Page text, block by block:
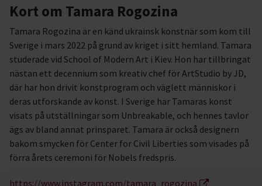
Kort om Tamara Rogozina
Tamara Rogozina är en känd ukrainsk konstnär som kom till
Sverige i mars 2022 på grund av kriget i sitt hemland. Tamara
studerade vid School of Modern Art i Kiev. Hon har tillbringat
nästan ett decennium som kreativ chef för ArtStudio by JD,
där har hon drivit konstprogram och väglett människor i
deras utforskande av konst. I Sverige har Tamaras konst
visats på utställningar som Unbreakable, och hennes tavlor
ägs av bland annat prinsparet. Tamara är också designern
bakom smycken för Center for Civil Liberties som visades på
förra årets ceremoni för Nobels fredspris.
https://www.instagram.com/tamara_rogozina